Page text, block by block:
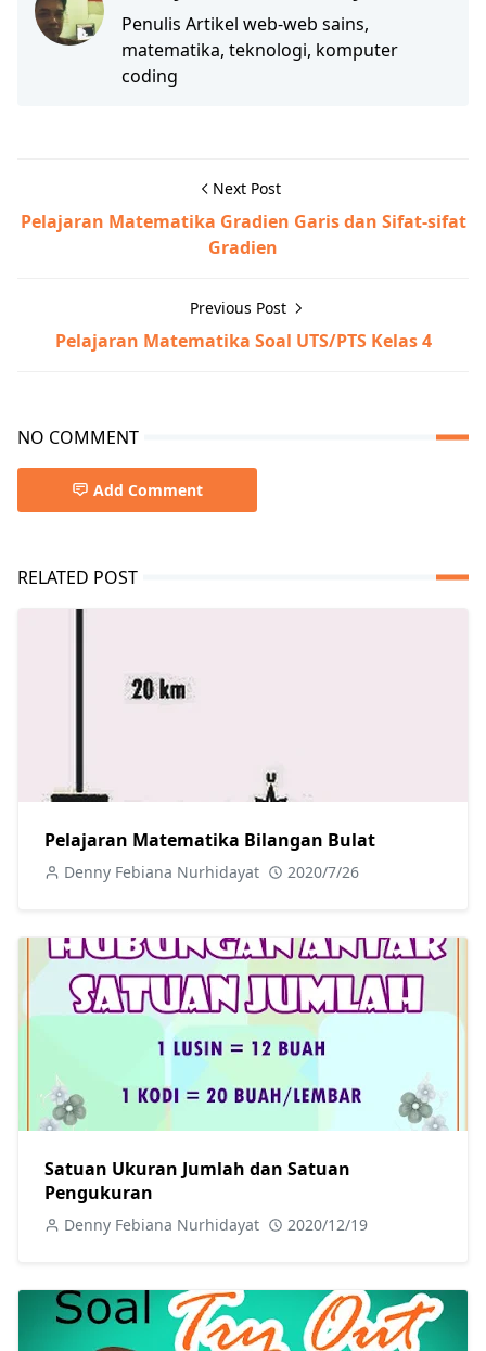
Penulis Artikel web-web sains,
matematika, teknologi, komputer
coding
Next Post
Pelajaran Matematika Gradien Garis dan Sifat-sifat
Gradien
Previous Post
Pelajaran Matematika Soal UTS/PTS Kelas 4
NO COMMENT
Add Comment
RELATED POST
Pelajaran Matematika Bilangan Bulat
Denny Febiana Nurhidayat 2020/7/26
Satuan Ukuran Jumlah dan Satuan
Pengukuran
Denny Febiana Nurhidayat 2020/12/19